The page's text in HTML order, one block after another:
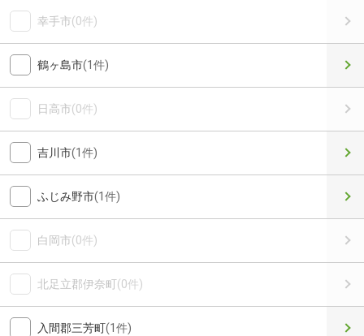
幸手市(0件)
鶴ヶ島市(1件)
日高市(0件)
吉川市(1件)
ふじみ野市(1件)
白岡市(0件)
北足立郡伊奈町(0件)
入間郡三芳町(1件)